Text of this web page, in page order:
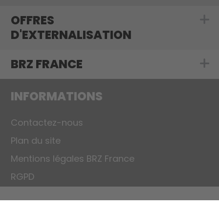
OFFRES
D'EXTERNALISATION
Show
BRZ FRANCE Show
INFORMATIONS
Contactez-nous
Plan du site
Mentions légales BRZ France
RGPD